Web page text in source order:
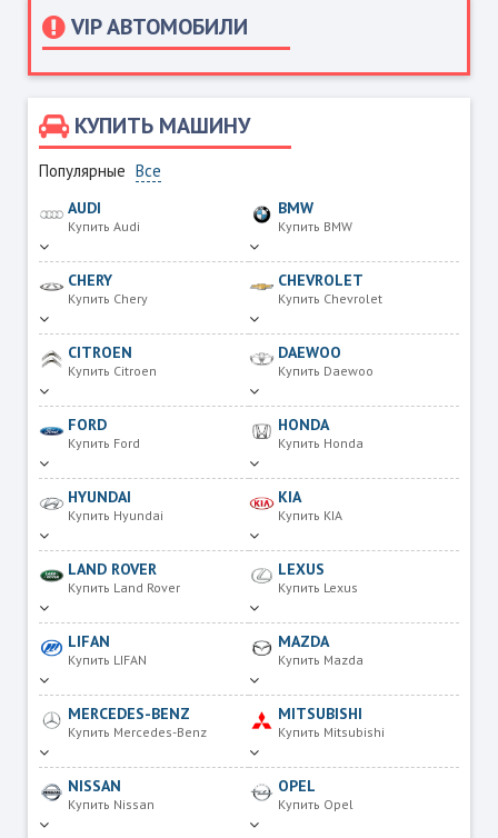
VIP АВТОМОБИЛИ
КУПИТЬ МАШИНУ
Популярные Все
AUDI
Купить Audi
BMW
Купить BMW
CHERY
Купить Chery
CHEVROLET
Купить Chevrolet
CITROEN
Купить Citroen
DAEWOO
Купить Daewoo
FORD
Купить Ford
HONDA
Купить Honda
HYUNDAI
Купить Hyundai
KIA
Купить KIA
LAND ROVER
Купить Land Rover
LEXUS
Купить Lexus
LIFAN
Купить LIFAN
MAZDA
Купить Mazda
MERCEDES-BENZ
Купить Mercedes-Benz
MITSUBISHI
Купить Mitsubishi
NISSAN
Купить Nissan
OPEL
Купить Opel